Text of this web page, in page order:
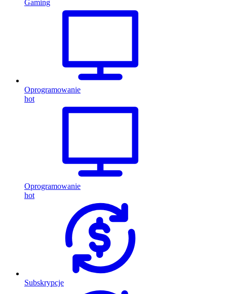
Gaming
Oprogramowanie
hot
Oprogramowanie
hot
Subskrypcje